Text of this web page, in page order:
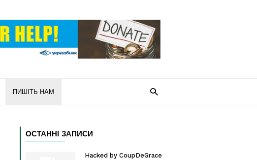
ПИШІТЬ НАМ
ОСТАННІ ЗАПИСИ
Hacked by CoupDeGrace